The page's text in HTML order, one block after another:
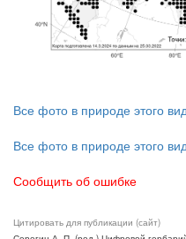
Все фото в природе этого
Все фото в природе этого
Сообщить об ошибке
Цитировать для публикации (сайт)